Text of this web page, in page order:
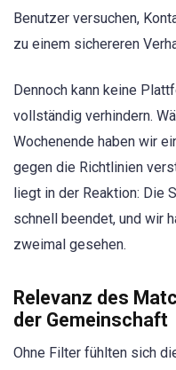
Benutzer versuchen,
zu einem sichereren
Dennoch kann keine
vollständig verhindern.
Wochenende haben wir
gegen die Richtlinien
liegt in der Reaktion: Die
schnell beendet, und wir
zweimal gesehen.
Relevanz des
der Gemeinschaft
Ohne Filter fühlten sich